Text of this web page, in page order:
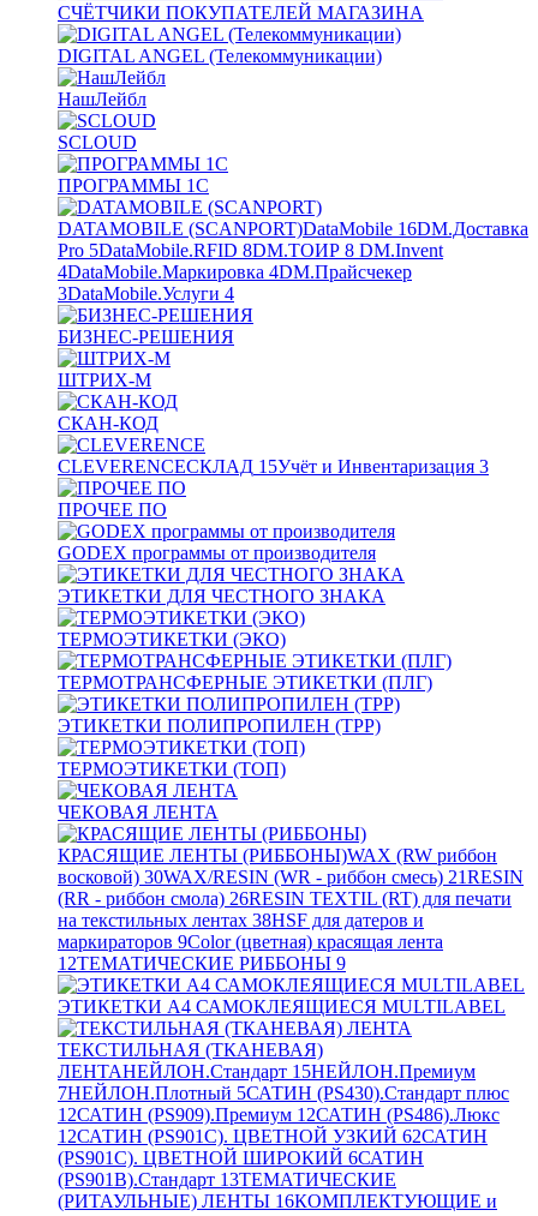
СЧЁТЧИКИ ПОКУПАТЕЛЕЙ МАГАЗИНА
DIGITAL ANGEL (Телекоммуникации)
НашЛейбл
SCLOUD
ПРОГРАММЫ 1С
DATAMOBILE (SCANPORT)DataMobile 16DM.Доставка
Pro 5DataMobile.RFID 8DM.ТОИР 8 DM.Invent
4DataMobile.Маркировка 4DM.Прайсчекер
3DataMobile.Услуги 4
БИЗНЕС-РЕШЕНИЯ
ШТРИХ-М
СКАН-КОД
CLEVERENCEСКЛАД 15Учёт и Инвентаризация 3
ПРОЧЕЕ ПО
GODEX программы от производителя
ЭТИКЕТКИ ДЛЯ ЧЕСТНОГО ЗНАКА
ТЕРМОЭТИКЕТКИ (ЭКО)
ТЕРМОТРАНСФЕРНЫЕ ЭТИКЕТКИ (ПЛГ)
ЭТИКЕТКИ ПОЛИПРОПИЛЕН (TPP)
ТЕРМОЭТИКЕТКИ (ТОП)
ЧЕКОВАЯ ЛЕНТА
КРАСЯЩИЕ ЛЕНТЫ (РИББОНЫ)WAX (RW риббон
восковой) 30WAX/RESIN (WR - риббон смесь) 21RESIN
(RR - риббон смола) 26RESIN TEXTIL (RT) для печати
на текстильных лентах 38HSF для датеров и
маркираторов 9Color (цветная) красящая лента
12ТЕМАТИЧЕСКИЕ РИББОНЫ 9
ЭТИКЕТКИ А4 САМОКЛЕЯЩИЕСЯ MULTILABEL
ТЕКСТИЛЬНАЯ (ТКАНЕВАЯ)
ЛЕНТАНЕЙЛОН.Стандарт 15НЕЙЛОН.Премиум
7НЕЙЛОН.Плотный 5САТИН (PS430).Стандарт плюс
12САТИН (PS909).Премиум 12САТИН (PS486).Люкс
12САТИН (PS901C). ЦВЕТНОЙ УЗКИЙ 62САТИН
(PS901C). ЦВЕТНОЙ ШИРОКИЙ 6САТИН
(PS901B).Стандарт 13ТЕМАТИЧЕСКИЕ
(РИТАУЛЬНЫЕ) ЛЕНТЫ 16КОМПЛЕКТУЮЩИЕ и